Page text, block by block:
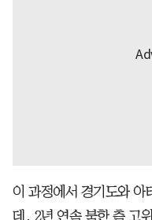
이 과정에서 경기도와 아
데, 2년 연속 북한 측 고